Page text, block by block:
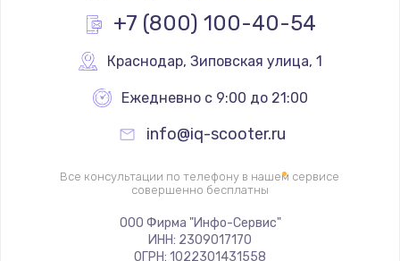
Замена реле
Замена термопредохранителя
700 руб.
Заказать
Замена ТЭНа
2500 руб.
+7 (800) 100-40-54
Краснодар, Зиповская улица, 1
Ежедневно с 9:00 до 21:00
info@iq-scooter.ru
Все консультации по телефону в нашем сервисе
совершенно бесплатны
ООО Фирма "Инфо-Сервис"
ИНН: 2309017170
ОГРН: 1022301431558